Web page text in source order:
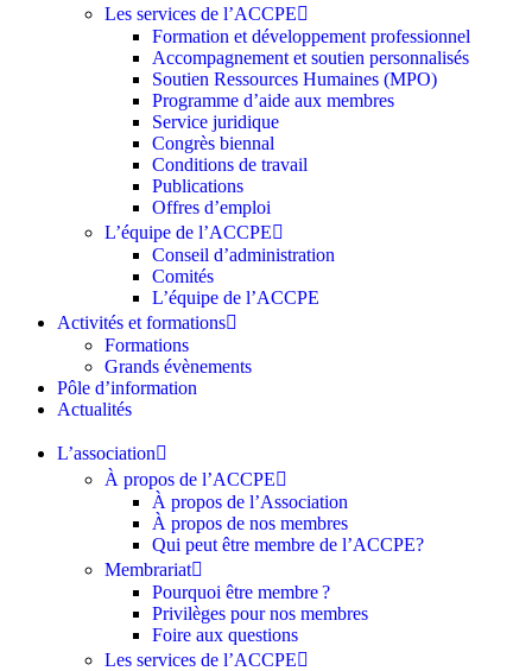
Les services de l’ACCPE
Formation et développement professionnel
Accompagnement et soutien personnalisés
Soutien Ressources Humaines (MPO)
Programme d’aide aux membres
Service juridique
Congrès biennal
Conditions de travail
Publications
Offres d’emploi
L’équipe de l’ACCPE
Conseil d’administration
Comités
L’équipe de l’ACCPE
Activités et formations
Formations
Grands évènements
Pôle d’information
Actualités
L’association
À propos de l’ACCPE
À propos de l’Association
À propos de nos membres
Qui peut être membre de l’ACCPE?
Membrariat
Pourquoi être membre ?​
Privilèges pour nos membres​
Foire aux questions
Les services de l’ACCPE